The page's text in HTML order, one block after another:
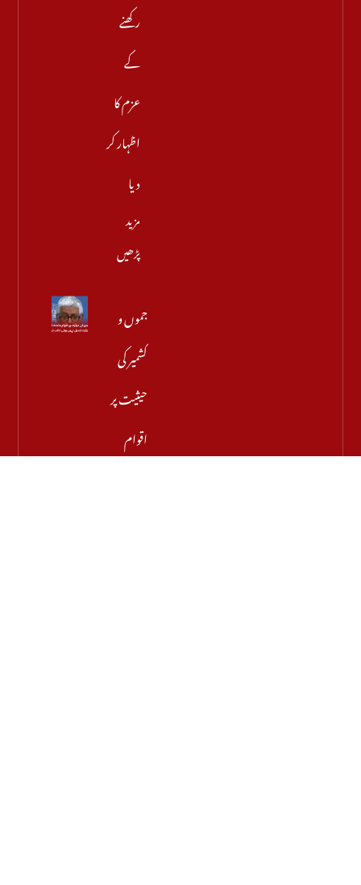
رکھنے
کے
عزم کا
اظہار کر
دیا
مزید
پڑھیں
جموں و
کشمیر کی
حیثیت پر
اقوام